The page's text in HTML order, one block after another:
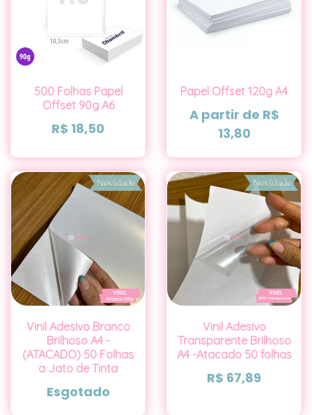
500 Folhas Papel
Offset 90g A6
R$ 18,50
Papel Offset 120g A4
A partir de R$
13,80
Vinil Adesivo Branco
Brilhoso A4 -
(ATACADO) 50 Folhas
a Jato de Tinta
Esgotado
Vinil Adesivo
Transparente Brilhoso
A4 -Atacado 50 folhas
R$ 67,89